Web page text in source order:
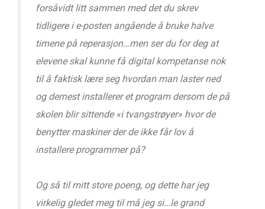
forsåvidt litt sammen med det du skrev
tidligere i e-posten angående å bruke halve
timene på reperasjon…men ser du for deg at
elevene skal kunne få digital kompetanse nok
til å faktisk lære seg hvordan man laster ned
og dernest installerer et program dersom de på
skolen blir sittende «i tvangstrøyer» hvor de
benytter maskiner der de ikke får lov å
installere programmer på?
Og så til mitt store poeng, og dette har jeg
virkelig gledet meg til må jeg si…le grand